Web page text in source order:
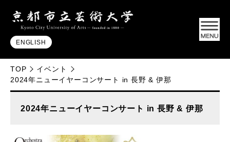
ENGLISH
TOP
イベント
2024年ニューイヤーコンサート in 長野 & 伊那
2024年ニューイヤーコンサート in 長野 & 伊那